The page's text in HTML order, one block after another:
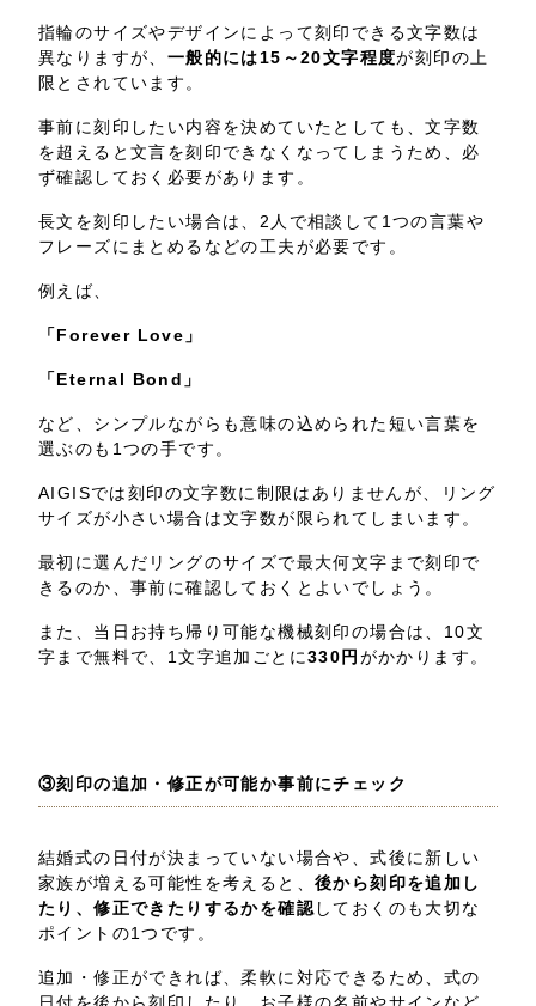
指輪のサイズやデザインによって刻印できる文字数は
異なりますが、 一般的には15～20文字程度が刻印の上
限とされています。
事前に刻印したい内容を決めていたとしても、文字数
を超えると文言を刻印できなくなってしまうため、必
ず確認しておく必要があります。
長文を刻印したい場合は、2人で相談して1つの言葉や
フレーズにまとめるなどの工夫が必要です。
例えば、
「Forever Love」
「Eternal Bond」
など、シンプルながらも意味の込められた短い言葉を
選ぶのも1つの手です。
AIGISでは刻印の文字数に制限はありませんが、リング
サイズが小さい場合は文字数が限られてしまいます。
最初に選んだリングのサイズで最大何文字まで刻印で
きるのか、事前に確認しておくとよいでしょう。
また、当日お持ち帰り可能な機械刻印の場合は、10文
字まで無料で、1文字追加ごとに330円 がかかります。
③刻印の追加・修正が可能か事前にチェック
結婚式の日付が決まっていない場合や、式後に新しい
家族が増える可能性を考えると、 後から刻印を追加し
たり、修正できたりするかを確認しておくのも大切な
ポイントの1つです。
追加・修正ができれば、柔軟に対応できるため、式の